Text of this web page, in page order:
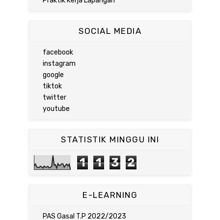
SOCIAL MEDIA
facebook
instagram
google
tiktok
twitter
youtube
STATISTIK MINGGU INI
1 1 3 2
E-LEARNING
PAS Gasal T.P 2022/2023